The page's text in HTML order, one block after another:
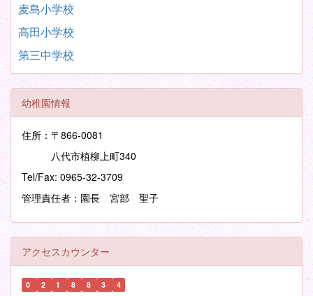
麦島小学校
高田小学校
第三中学校
幼稚園情報
住所：〒866-0081
八代市植柳上町340
Tel/Fax: 0965-32-3709
管理責任者：園長 宮部 聖子
アクセスカウンター
0 2 1 8 8 3 4